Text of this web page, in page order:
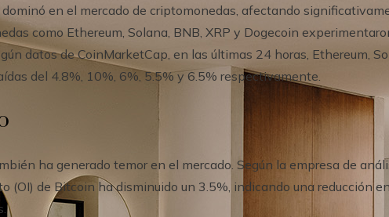
en el mercado de criptomonedas, afectando
como Ethereum, Solana, BNB, XRP y Dogecoin
datos de CoinMarketCap, en las últimas 24 horas, Ethereum,
del 4.8%, 10%, 6%, 5.5% y 6.5% respectivamente.
ha generado temor en el mercado. Según la empresa de
(OI) de Bitcoin ha disminuido un 3.5%, indicando una reducción